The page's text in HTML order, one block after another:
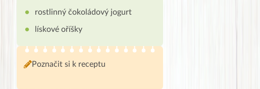
rostlinný čokoládový jogurt
lískové oříšky
Poznačit si k receptu